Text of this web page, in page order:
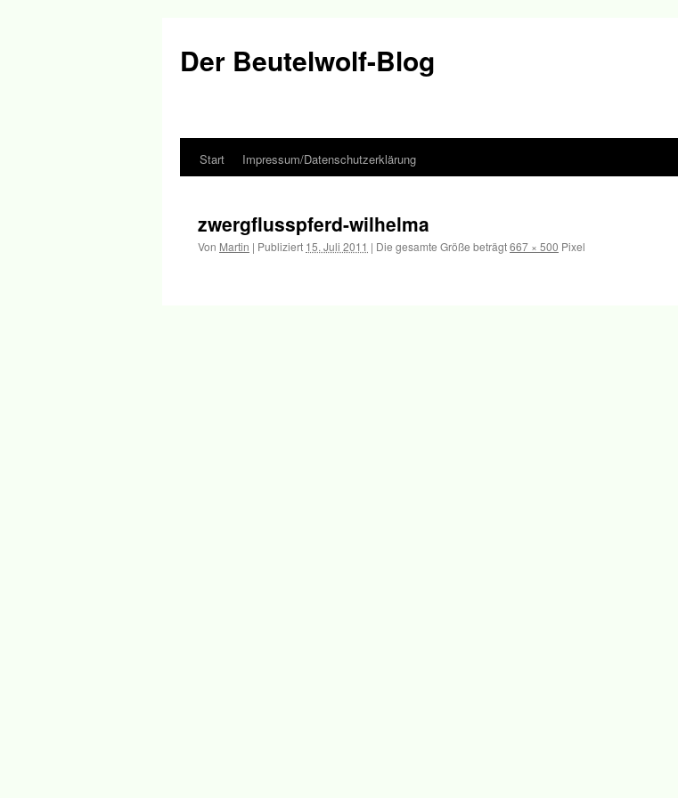
Der Beutelwolf-Blog
Springe
Inhalt
Start Impressum/Datenschutzerklärung
zwergflusspferd-wilhelma
Von Martin | Publiziert 15. Juli 2011 | Die gesamte Größe beträgt667 × 500 Pixel